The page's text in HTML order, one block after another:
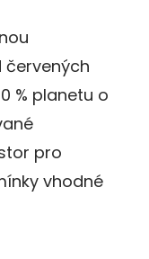
červených
% planetu o
pro
vhodné